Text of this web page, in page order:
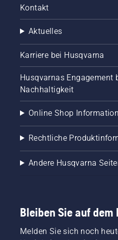
Kontakt
Aktuelles
Karriere bei Husqvarna
Husqvarnas Engagement
Nachhaltigkeit
Online Shop
Rechtliche
Andere Husqvarna
Bleiben Sie auf dem
Melden Sie sich noch